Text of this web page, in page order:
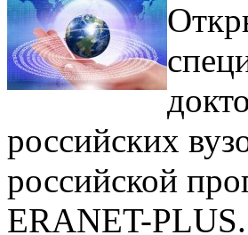
российских
российской
ERANET-